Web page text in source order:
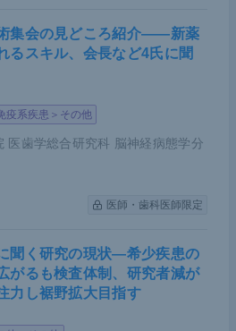
、多様化する患者・病態に対
治療の最適な組み合わせのエ
アップデートする必要がある
集会の見どころ紹介――新薬
るスキル、会長など4氏に聞
疫系疾患＞その他
医歯学総合研究科 脳神経病態学分
医師・歯科医師限定
聞く研究の現状―希少疾患の
がるも検査体制、研究者減が
し裾野拡大目指す